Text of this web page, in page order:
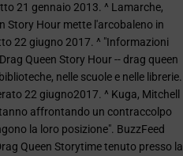
21 gennaio 2013. ^ Lamarche,
Story Hour mette l'arcobaleno in
22 giugno 2017. ^ "Informazioni
Queen Story Hour -- drag queen
nelle scuole e nelle librerie.
22 giugno2017. ^ Kuga, Mitchell
affrontando un contraccolpo
la loro posizione". BuzzFeed
Queen Storytime tenuto presso la